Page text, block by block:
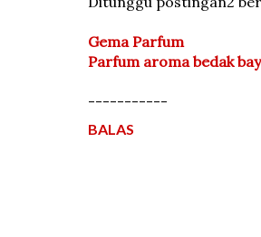
Gema Parfum
Parfum aroma bedak
-----------
BALAS